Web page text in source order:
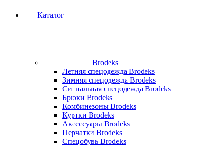
Каталог
Brodeks
Летняя спецодежда Brodeks
Зимняя спецодежда Brodeks
Сигнальная спецодежда Brodeks
Брюки Brodeks
Комбинезоны Brodeks
Куртки Brodeks
Аксессуары Brodeks
Перчатки Brodeks
Спецобувь Brodeks